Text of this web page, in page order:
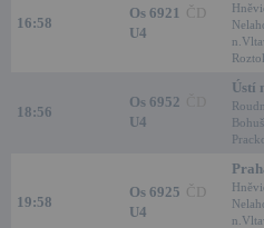
16:58
Os 6921 ČD
U4
18:56
Os 6952
U4
Ústí
19:58
Os 6925 ČD
U4